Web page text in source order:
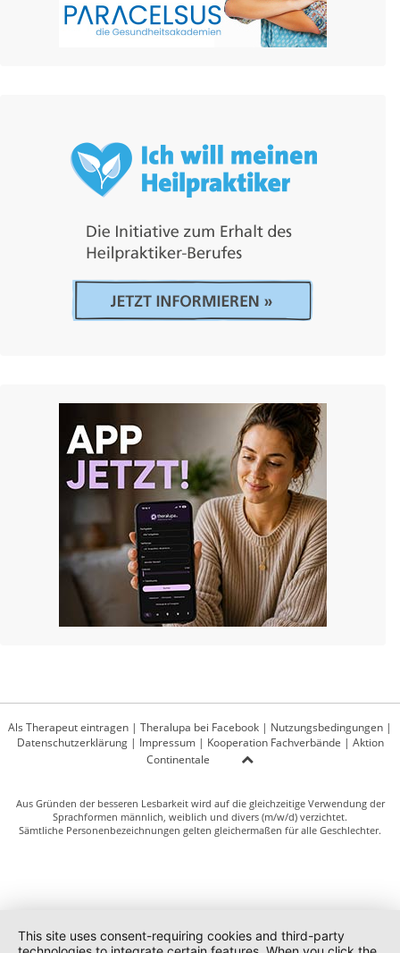
Als Therapeut eintragen | Theralupa bei Facebook | Nutzungsbedingungen |
Datenschutzerklärung| Impressum| Kooperation Fachverbände | Aktion
Continentale
Aus Gründen der besseren Lesbarkeit wird auf die gleichzeitige Verwendung der
Sprachformen männlich, weiblich und divers (m/w/d) verzichtet.
Sämtliche Personenbezeichnungen gelten gleichermaßen für alle Geschlechter.
This site uses consent-requiring cookies and third-party